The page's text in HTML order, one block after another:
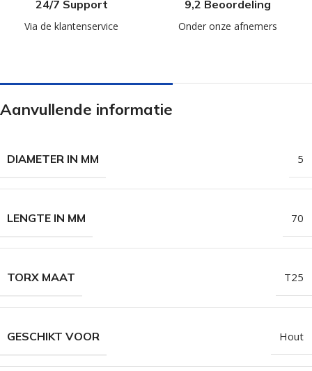
24/7 Support
Via de klantenservice
9,2 Beoordeling
Onder onze afnemers
Aanvullende informatie
DIAMETER IN MM 5
LENGTE IN MM 70
TORX MAAT T25
GESCHIKT VOOR Hout